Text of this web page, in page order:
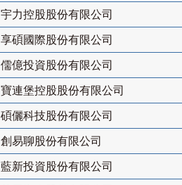
宇力控股股份有限公司
享碩國際股份有限公司
儒億投資股份有限公司
寶連堡控股股份有限公司
碩儷科技股份有限公司
創易聊股份有限公司
藍新投資股份有限公司